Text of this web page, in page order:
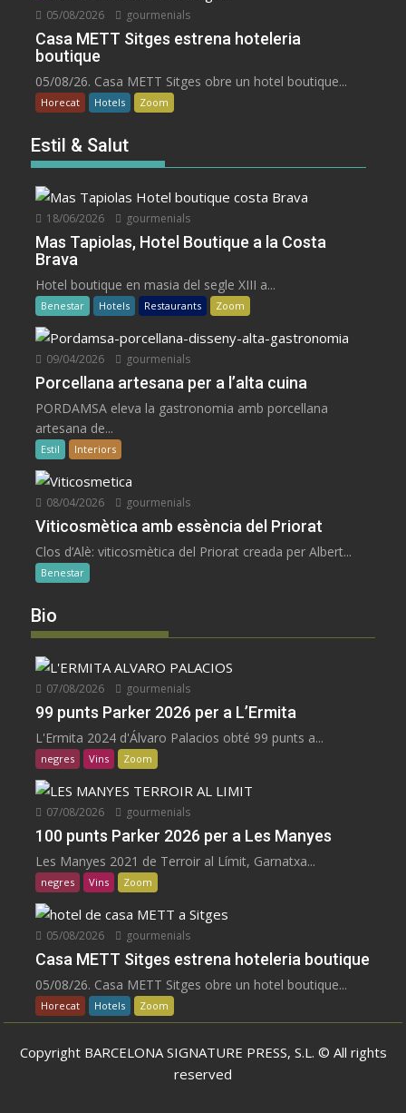
05/08/2026 gourmenials
Casa METT Sitges estrena hoteleria
boutique
05/08/26. Casa METT Sitges obre un hotel boutique...
Horecat Hotels Zoom
Estil & Salut
18/06/2026 gourmenials
Mas Tapiolas, Hotel Boutique a la Costa
Brava
Hotel boutique en masia del segle XIII a...
Benestar Hotels Restaurants Zoom
09/04/2026 gourmenials
Porcellana artesana per a l’alta cuina
PORDAMSA eleva la gastronomia amb porcellana
artesana de...
Estil Interiors
08/04/2026 gourmenials
Viticosmètica amb essència del Priorat
Clos d’Alè: viticosmètica del Priorat creada per Albert...
Benestar
Bio
07/08/2026 gourmenials
99 punts Parker 2026 per a L’Ermita
L'Ermita 2024 d'Álvaro Palacios obté 99 punts a...
negres Vins Zoom
07/08/2026 gourmenials
100 punts Parker 2026 per a Les Manyes
Les Manyes 2021 de Terroir al Límit, Garnatxa...
negres Vins Zoom
05/08/2026 gourmenials
Casa METT Sitges estrena hoteleria boutique
05/08/26. Casa METT Sitges obre un hotel boutique...
Horecat Hotels Zoom
Copyright BARCELONA SIGNATURE PRESS, S.L. © All rights
reserved